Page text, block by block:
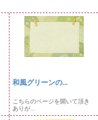
和風グリーンの...
こちらのページを開いて頂き
ありが...